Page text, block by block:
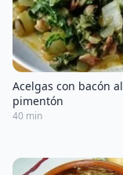
Acelgas con bacón al
pimentón
40 min